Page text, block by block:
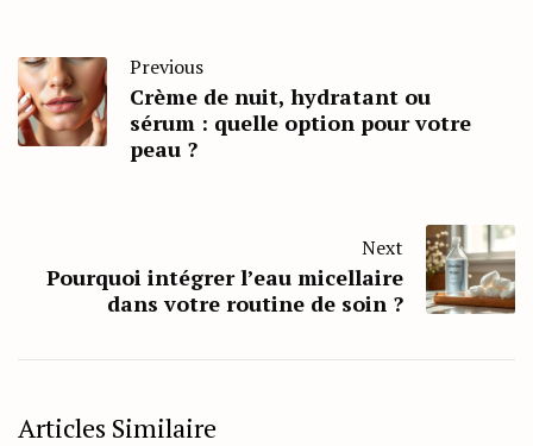
Previous
Crème de nuit, hydratant ou
sérum : quelle option pour votre
peau ?
Next
Pourquoi intégrer l’eau micellaire
dans votre routine de soin ?
Articles Similaire